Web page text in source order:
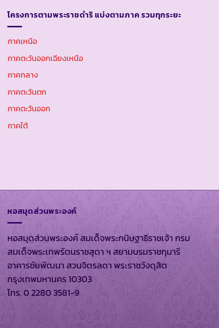
โครงการตามพระราชดำริ แบ่งตามภาค รวมทุกระยะ
ภาคเหนือ
ภาคตะวันออกเฉียงเหนือ
ภาคกลาง
ภาคตะวันตก
ภาคตะวันออก
ภาคใต้
หอสมุดส่วนพระองค์
หอสมุดส่วนพระองค์ สมเด็จพระกนิษฐาธิราชเจ้า กรม
สมเด็จพระเทพรัตนราชสุดา ฯ สยามบรมราชกุมารี
อาคารชัยพัฒนา สวนจิตรลดา พระราชวังดุสิต
กรุงเทพมหานคร 10303
โทร. 0 2280 3581-9